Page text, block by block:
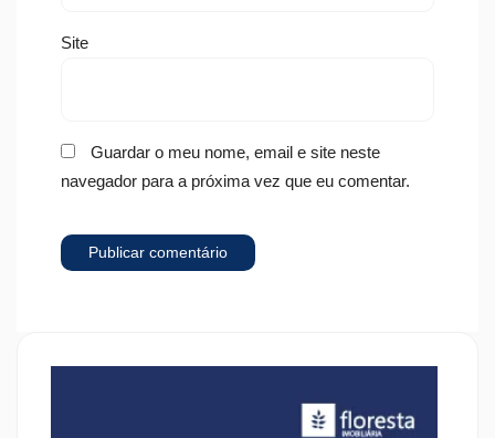
Site
Guardar o meu nome, email e site neste
navegador para a próxima vez que eu comentar.